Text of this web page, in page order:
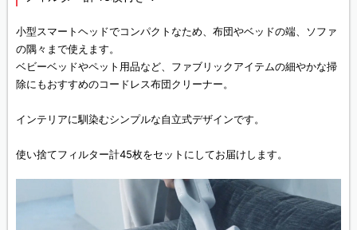
小型スマートヘッドでコンパクトなため、布団やベッドの端、ソファ
の隅々まで使えます。
ベビーベッドやペット用品など、ファブリックアイテムの細やかな掃
除にもおすすめのコードレス布団クリーナー。
インテリアに馴染むシンプルな自立式デザインです。
使い捨てフィルター計45枚をセットにしてお届けします。